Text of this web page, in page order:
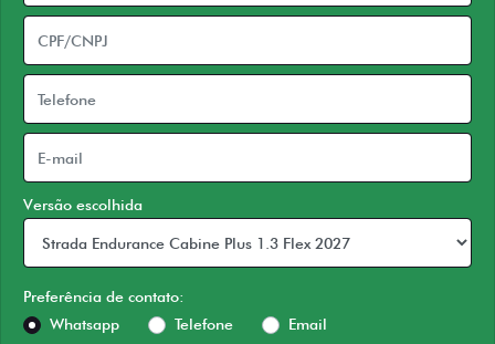
Versão escolhida
Preferência de contato:
Whatsapp
Telefone Email